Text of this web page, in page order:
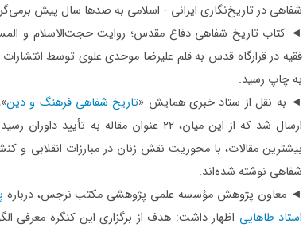
شفاهی در تاریخ‌نگاری ایرانی - اسلامی به صدها سال پیش
◄ کتاب تاریخ شفاهی دفاع مقدس؛ روایت حجت‌الاسلام‌ و
فقیه در قرارگاه قدس به قلم علیرضا موحدی علوی توسط
به چاپ رسید.
◄ به نقل از ستاد خبری همایش «تاریخ شفاهی فرهنگ و دین
ارسال شد که از این میان، ۲۲ عنوان مقاله به
بیشترین مقالات، با محوریت نقش زنان در مبارزات انقلابی و
شفاهی نوشته شده‌اند.
◄ معاون پژوهش مؤسسه علمی پژوهشی مکتب نرجس، درباره
استاد طاهایی اظهار داشت: هدف از برگزاری این کنگره معرفی